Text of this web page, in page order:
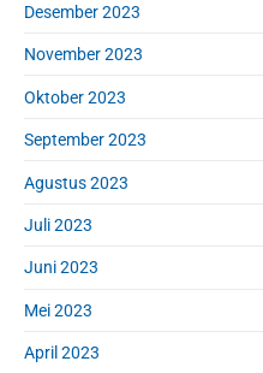
Desember 2023
November 2023
Oktober 2023
September 2023
Agustus 2023
Juli 2023
Juni 2023
Mei 2023
April 2023